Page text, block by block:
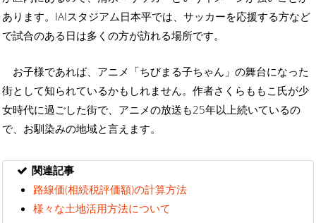
あります。IAIスタジアム日本平では、サッカーを応援する方など
で試合のある日は多くの方が訪れる場所です。
お子様であれば、アニメ「ちびまる子ちゃん」の舞台になった
街として知られているかもしれません。作者さくらももこ氏が少
女時代に過ごした街で、アニメの放送も25年以上続いているの
で、お馴染みの地域と言えます。
関連記事
路線価(相続税評価額)の計算方法
様々な土地活用方法について